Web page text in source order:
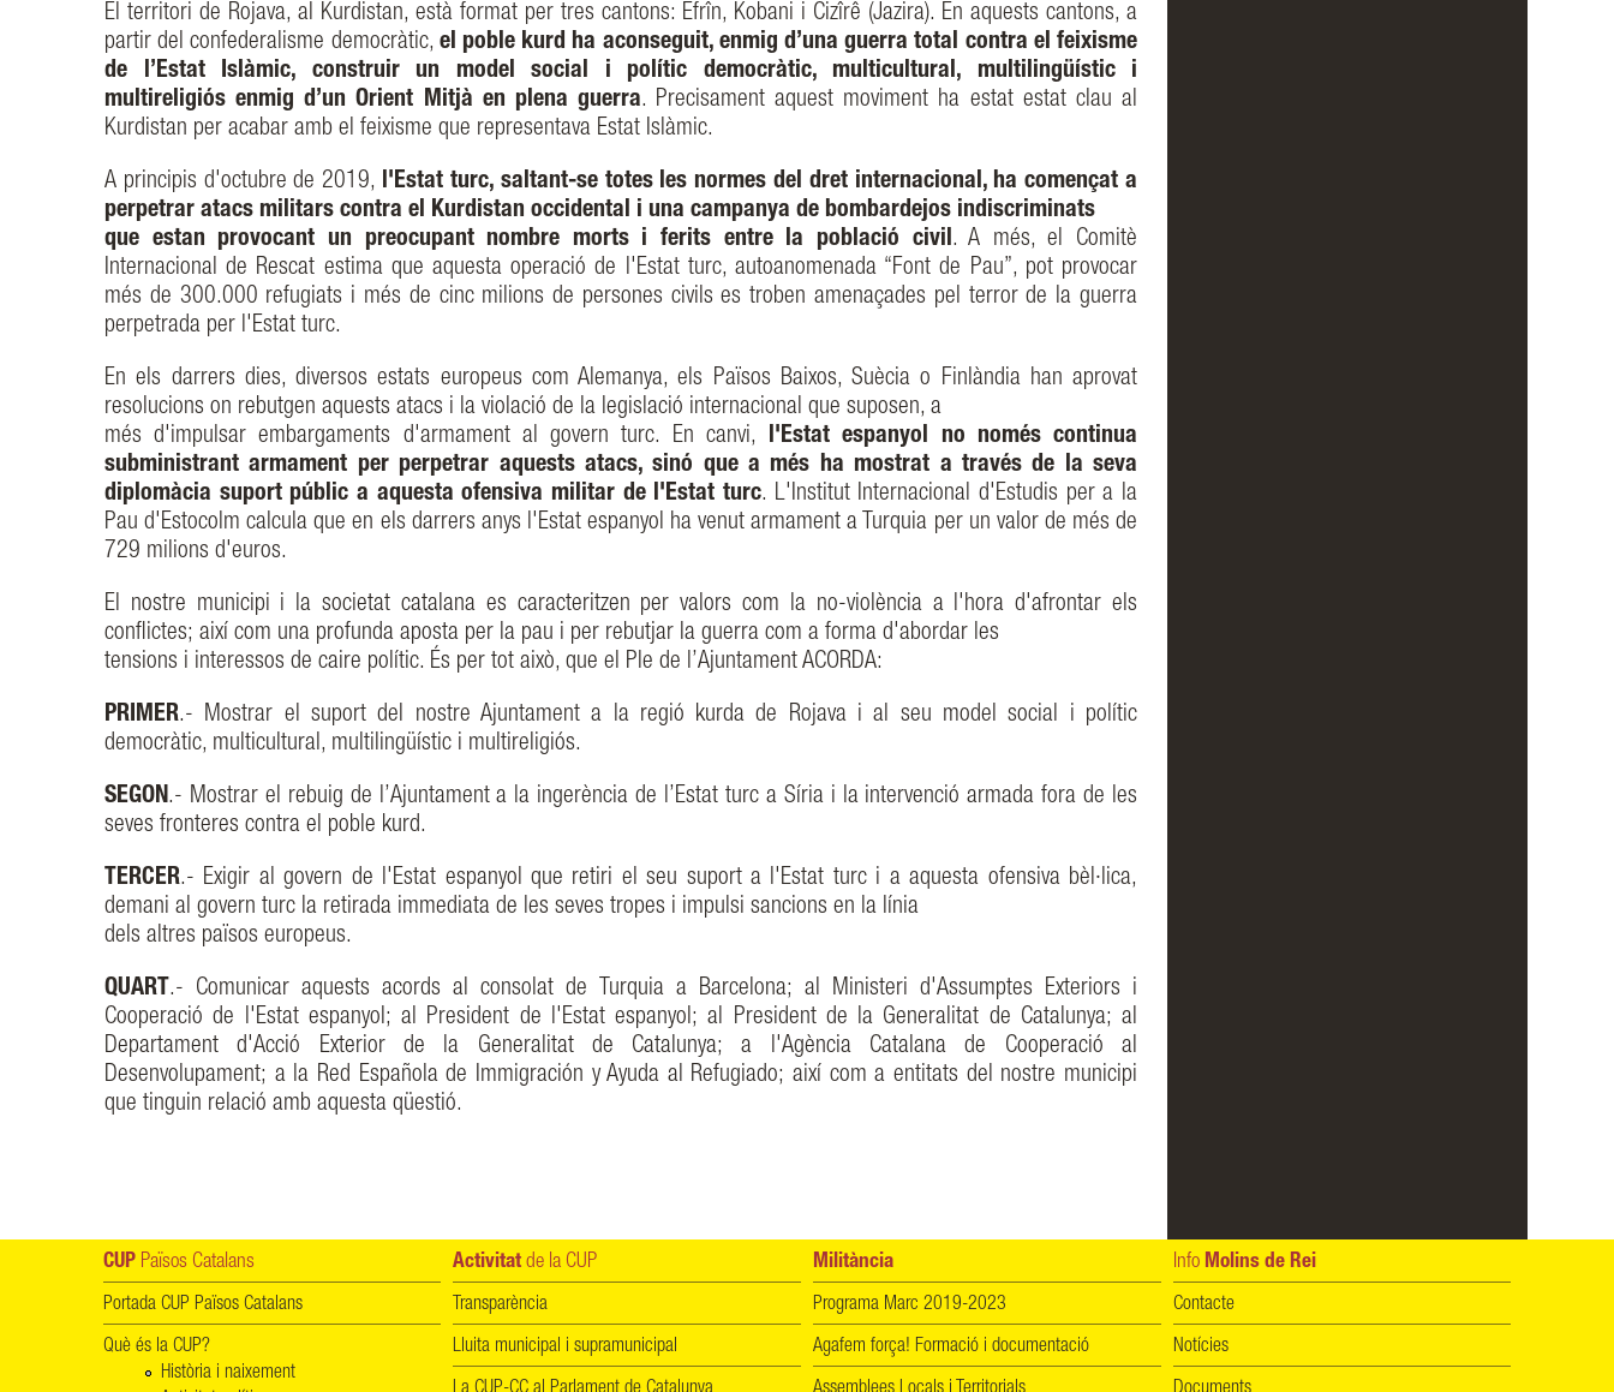
El territori de Rojava, al Kurdistan, està format per tres cantons: Efrîn, Kobani i Cizîrê (Jazira). En aquests cantons, a
partir del confederalisme democràtic, el poble kurd ha aconseguit, enmig d’una guerra total contra el feixisme
de l’Estat Islàmic, construir un model social i polític democràtic, multicultural, multilingüístic i
multireligiós enmig d’un Orient Mitjà en plena guerra. Precisament aquest moviment ha estat estat clau al
Kurdistan per acabar amb el feixisme que representava Estat Islàmic.
A principis d'octubre de 2019, l'Estat turc, saltant-se totes les normes del dret internacional, ha començat a
perpetrar atacs militars contra el Kurdistan occidental i una campanya de bombardejos indiscriminats
que estan provocant un preocupant nombre morts i ferits entre la població civil. A més, el Comitè
Internacional de Rescat estima que aquesta operació de l'Estat turc, autoanomenada “Font de Pau”, pot provocar
més de 300.000 refugiats i més de cinc milions de persones civils es troben amenaçades pel terror de la guerra
perpetrada per l'Estat turc.
En els darrers dies, diversos estats europeus com Alemanya, els Països Baixos, Suècia o Finlàndia han aprovat
resolucions on rebutgen aquests atacs i la violació de la legislació internacional que suposen, a
més d'impulsar embargaments d'armament al govern turc. En canvi, l'Estat espanyol no només continua
subministrant armament per perpetrar aquests atacs, sinó que a més ha mostrat a través de la seva
diplomàcia suport públic a aquesta ofensiva militar de l'Estat turc. L'Institut Internacional d'Estudis per a la
Pau d'Estocolm calcula que en els darrers anys l'Estat espanyol ha venut armament a Turquia per un valor de més de
729 milions d'euros.
El nostre municipi i la societat catalana es caracteritzen per valors com la no-violència a l'hora d'afrontar els
conflictes; així com una profunda aposta per la pau i per rebutjar la guerra com a forma d'abordar les
tensions i interessos de caire polític. És per tot això, que el Ple de l’Ajuntament ACORDA:
PRIMER.- Mostrar el suport del nostre Ajuntament a la regió kurda de Rojava i al seu model social i polític
democràtic, multicultural, multilingüístic i multireligiós.
SEGON.- Mostrar el rebuig de l’Ajuntament a la ingerència de l’Estat turc a Síria i la intervenció armada fora de les
seves fronteres contra el poble kurd.
TERCER.- Exigir al govern de l'Estat espanyol que retiri el seu suport a l'Estat turc i a aquesta ofensiva bèl·lica,
demani al govern turc la retirada immediata de les seves tropes i impulsi sancions en la línia
dels altres països europeus.
QUART .- Comunicar aquests acords al consolat de Turquia a Barcelona; al Ministeri d'Assumptes Exteriors i
Cooperació de l'Estat espanyol; al President de l'Estat espanyol; al President de la Generalitat de Catalunya; al
Departament d'Acció Exterior de la Generalitat de Catalunya; a l'Agència Catalana de Cooperació al
Desenvolupament; a la Red Española de Immigración y Ayuda al Refugiado; així com a entitats del nostre municipi
que tinguin relació amb aquesta qüestió.
CUP Països Catalans
Portada CUP Països Catalans
Què és la CUP?
Història i naixement
Activitat de la CUP
Transparència
Lluita municipal i supramunicipal
Militància
Programa Marc 2019-2023
Agafem força! Formació i documentació
Info Molins de Rei
Contacte
Notícies